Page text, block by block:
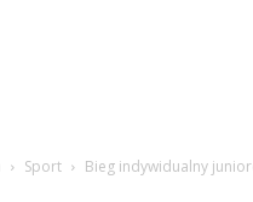
Sport Bieg indywidualny